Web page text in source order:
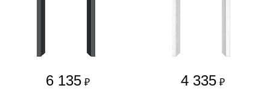
6 135 ₽ 4 335 ₽